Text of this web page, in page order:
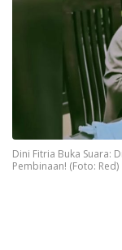
Dini Fitria Buka Suara:
Pembinaan! (Foto: Red)